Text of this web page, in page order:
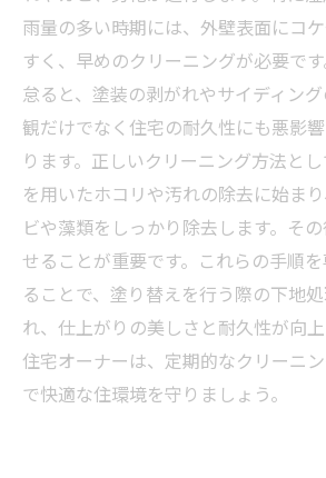
雨量の多い時期には、外壁表面にコ
すく、早めのクリーニングが必要で
怠ると、塗装の剥がれやサイディン
観だけでなく住宅の耐久性にも悪影
ります。正しいクリーニング方法と
を用いたホコリや汚れの除去に始ま
ビや藻類をしっかり除去します。そ
せることが重要です。これらの手順
ることで、塗り替えを行う際の下地
れ、仕上がりの美しさと耐久性が向
住宅オーナーは、定期的なクリーニ
で快適な住環境を守りましょう。